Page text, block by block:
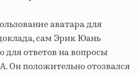
аватара для
сам Эрик Юань
ответов на вопросы
Он положительно отозвался